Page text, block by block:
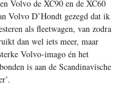
Volvo de XC90 en de XC60
Volvo D’Hondt gezegd dat ik
als fleetwagen, van zodra
dan wel iets meer, maar
Volvo-imago én het
is aan de Scandinavische